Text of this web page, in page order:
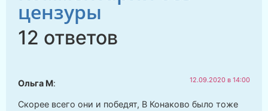
цензуры
12 ответов
Ольга М: 12.09.2020 в 14:00
Скорее всего они и победят, В Конаково было тоже